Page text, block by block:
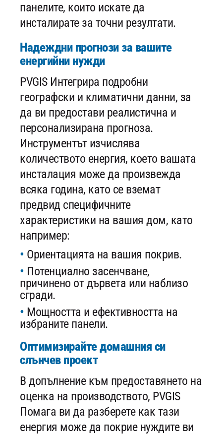
панелите, които искате да
инсталирате за точни резултати.
Надеждни прогнози за вашите
енергийни нужди
PVGIS Интегрира подробни
географски и климатични данни, за
да ви предостави реалистична и
персонализирана прогноза.
Инструментът изчислява
количеството енергия, което вашата
инсталация може да произвежда
всяка година, като се вземат
предвид специфичните
характеристики на вашия дом, като
например:
Ориентацията на вашия покрив.
Потенциално засенчване,
причинено от дървета или наблизо
сгради.
Мощността и ефективността на
избраните панели.
Оптимизирайте домашния си
слънчев проект
В допълнение към предоставянето на
оценка на производството, PVGIS
Помага ви да разберете как тази
енергия може да покрие нуждите ви